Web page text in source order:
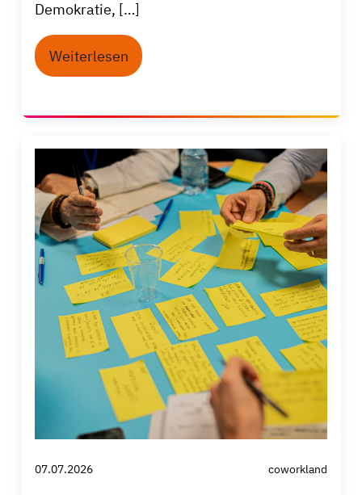
Demokratie, […]
Weiterlesen
07.07.2026 coworkland